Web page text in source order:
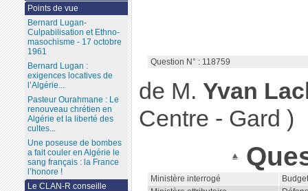
Question N° : 118759
de M. Yvan
Centre - Gard )
Ministère interrogé
Points de vue
Bernard Lugan-
Culpabilisation et Ethno-
masochisme - 17 octobre
1961
Bernard Lugan :
exigences locatives de
l’Algérie...
Pasteur Ourahmane : Le
renouveau chrétien en
Algérie et la liberté des
cultes...
Une poseuse de bombes
a fait couler en Algérie le
sang français : la France
l’honore !
Le CLAN-R conseille